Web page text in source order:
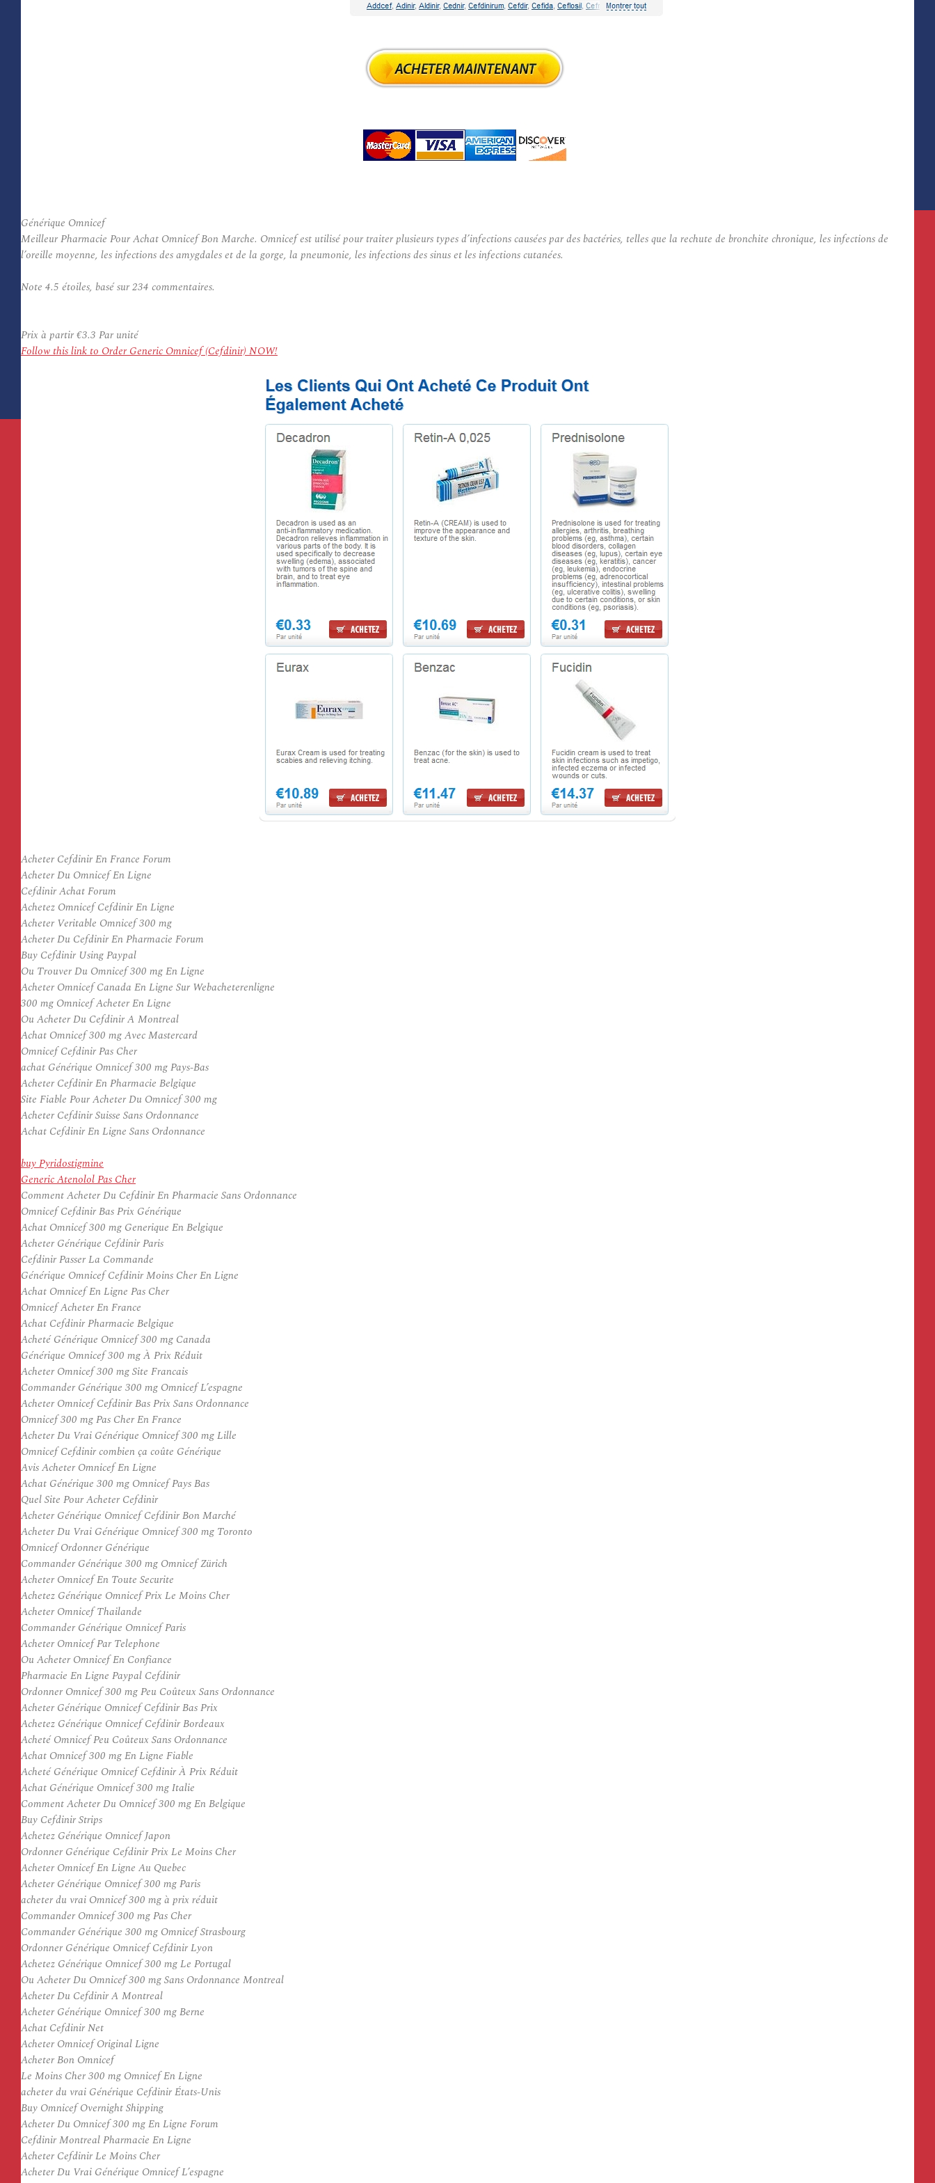
Générique Omnicef
Meilleur Pharmacie Pour Achat Omnicef Bon Marche. Omnicef ​​est utilisé pour traiter plusieurs types d’infections causées par des bactéries, telles que la rechute de bronchite chronique, les infections de
l’oreille moyenne, les infections des amygdales et de la gorge, la pneumonie, les infections des sinus et les infections cutanées.
Note 4.5 étoiles, basé sur234 commentaires.
Prix à partir€3.3 Par unité
Follow this link to Order Generic Omnicef (Cefdinir) NOW!
Acheter Cefdinir En France Forum
Acheter Du Omnicef En Ligne
Cefdinir Achat Forum
Achetez Omnicef Cefdinir En Ligne
Acheter Veritable Omnicef 300 mg
Acheter Du Cefdinir En Pharmacie Forum
Buy Cefdinir Using Paypal
Ou Trouver Du Omnicef 300 mg En Ligne
Acheter Omnicef Canada En Ligne Sur Webacheterenligne
300 mg Omnicef Acheter En Ligne
Ou Acheter Du Cefdinir A Montreal
Achat Omnicef 300 mg Avec Mastercard
Omnicef Cefdinir Pas Cher
achat Générique Omnicef 300 mg Pays-Bas
Acheter Cefdinir En Pharmacie Belgique
Site Fiable Pour Acheter Du Omnicef 300 mg
Acheter Cefdinir Suisse Sans Ordonnance
Achat Cefdinir En Ligne Sans Ordonnance
buy Pyridostigmine
Generic Atenolol Pas Cher
Comment Acheter Du Cefdinir En Pharmacie Sans Ordonnance
Omnicef Cefdinir Bas Prix Générique
Achat Omnicef 300 mg Generique En Belgique
Acheter Générique Cefdinir Paris
Cefdinir Passer La Commande
Générique Omnicef Cefdinir Moins Cher En Ligne
Achat Omnicef En Ligne Pas Cher
Omnicef Acheter En France
Achat Cefdinir Pharmacie Belgique
Acheté Générique Omnicef 300 mg Canada
Générique Omnicef 300 mg À Prix Réduit
Acheter Omnicef 300 mg Site Francais
Commander Générique 300 mg Omnicef L’espagne
Acheter Omnicef Cefdinir Bas Prix Sans Ordonnance
Omnicef 300 mg Pas Cher En France
Acheter Du Vrai Générique Omnicef 300 mg Lille
Omnicef Cefdinir combien ça coûte Générique
Avis Acheter Omnicef En Ligne
Achat Générique 300 mg Omnicef Pays Bas
Quel Site Pour Acheter Cefdinir
Acheter Générique Omnicef Cefdinir Bon Marché
Acheter Du Vrai Générique Omnicef 300 mg Toronto
Omnicef Ordonner Générique
Commander Générique 300 mg Omnicef Zürich
Acheter Omnicef En Toute Securite
Achetez Générique Omnicef Prix Le Moins Cher
Acheter Omnicef Thailande
Commander Générique Omnicef Paris
Acheter Omnicef Par Telephone
Ou Acheter Omnicef En Confiance
Pharmacie En Ligne Paypal Cefdinir
Ordonner Omnicef 300 mg Peu Coûteux Sans Ordonnance
Acheter Générique Omnicef Cefdinir Bas Prix
Achetez Générique Omnicef Cefdinir Bordeaux
Acheté Omnicef Peu Coûteux Sans Ordonnance
Achat Omnicef 300 mg En Ligne Fiable
Acheté Générique Omnicef Cefdinir À Prix Réduit
Achat Générique Omnicef 300 mg Italie
Comment Acheter Du Omnicef 300 mg En Belgique
Buy Cefdinir Strips
Achetez Générique Omnicef Japon
Ordonner Générique Cefdinir Prix Le Moins Cher
Acheter Omnicef En Ligne Au Quebec
Acheter Générique Omnicef 300 mg Paris
acheter du vrai Omnicef 300 mg à prix réduit
Commander Omnicef 300 mg Pas Cher
Commander Générique 300 mg Omnicef Strasbourg
Ordonner Générique Omnicef Cefdinir Lyon
Achetez Générique Omnicef 300 mg Le Portugal
Ou Acheter Du Omnicef 300 mg Sans Ordonnance Montreal
Acheter Du Cefdinir A Montreal
Acheter Générique Omnicef 300 mg Berne
Achat Cefdinir Net
Acheter Omnicef Original Ligne
Acheter Bon Omnicef
Le Moins Cher 300 mg Omnicef En Ligne
acheter du vrai Générique Cefdinir États-Unis
Buy Omnicef Overnight Shipping
Acheter Du Omnicef 300 mg En Ligne Forum
Cefdinir Montreal Pharmacie En Ligne
Acheter Cefdinir Le Moins Cher
Acheter Du Vrai Générique Omnicef L’espagne